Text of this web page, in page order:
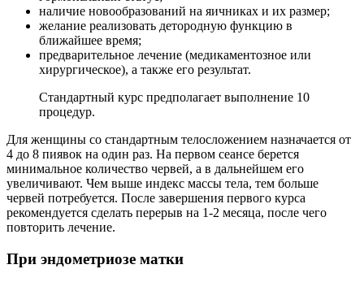
наличие новообразований на яичниках и их размер;
желание реализовать детородную функцию в
ближайшее время;
предварительное лечение (медикаментозное или
хирургическое), а также его результат.
Стандартный курс предполагает выполнение 10
процедур.
Для женщины со стандартным телосложением назначается от
4 до 8 пиявок на один раз. На первом сеансе берется
минимальное количество червей, а в дальнейшем его
увеличивают. Чем выше индекс массы тела, тем больше
червей потребуется. После завершения первого курса
рекомендуется сделать перерыв на 1-2 месяца, после чего
повторить лечение.
При эндометриозе матки